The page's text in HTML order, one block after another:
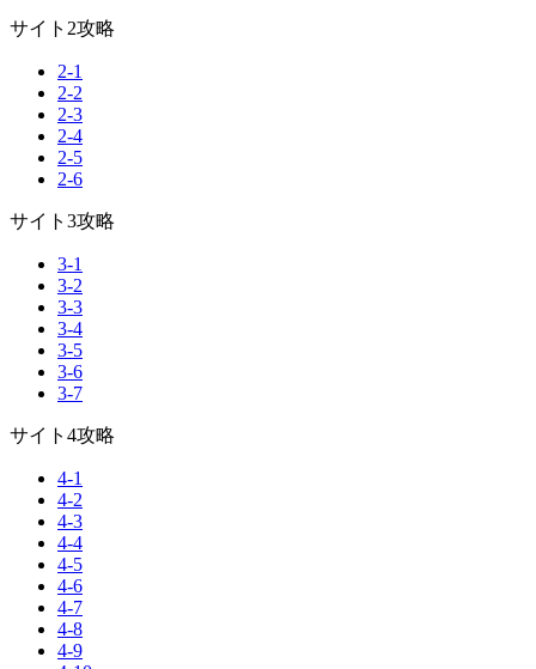
サイト2攻略
2-1
2-2
2-3
2-4
2-5
2-6
サイト3攻略
3-1
3-2
3-3
3-4
3-5
3-6
3-7
サイト4攻略
4-1
4-2
4-3
4-4
4-5
4-6
4-7
4-8
4-9